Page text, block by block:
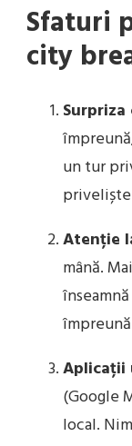
Sfaturi
city
un tur
Atenție
mână.
Aplicații
(Google
local.